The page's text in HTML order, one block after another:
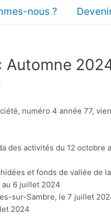
nous ?
Automne
numéro 4 année 77,
des activités du 12
et fonds de vallée de
au 6 juillet 2024
sur-Sambre, le 7 juillet
2024